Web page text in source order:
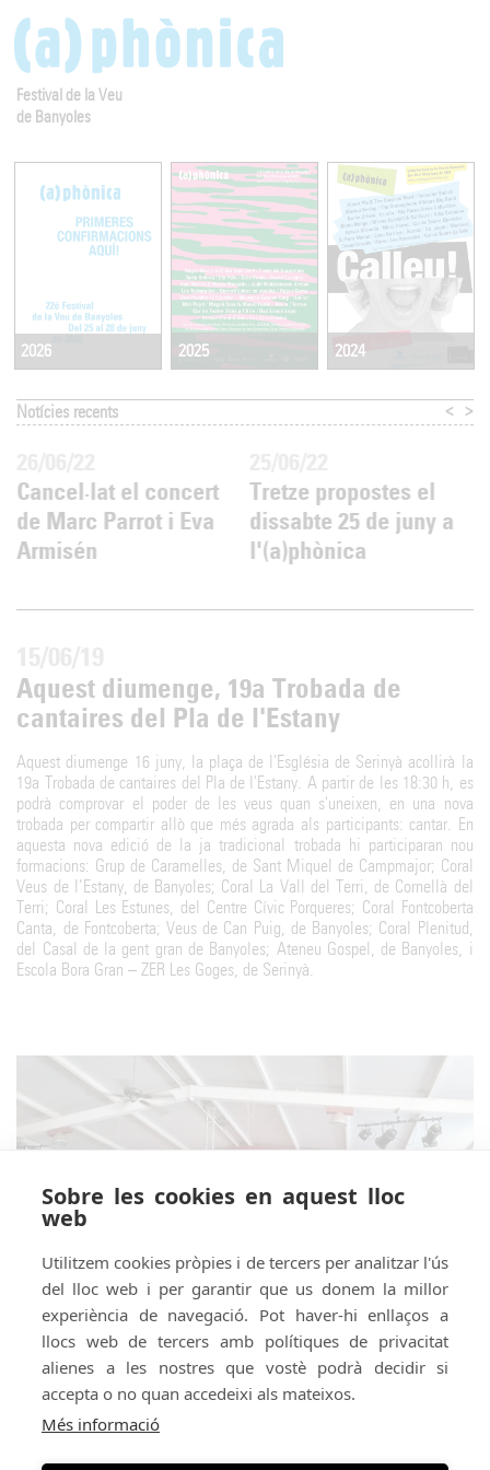
Festival de la Veu
de Banyoles
2026 2025 2024
Notícies recents
Cancel·lat el concert
de Marc Parrot i Eva
Armisén
Tretze propostes el
dissabte 25 de juny a
l'(a)phònica
< >
Aquest diumenge, 19a Trobada de
cantaires del Pla de l'Estany
Aquest diumenge 16 juny, la plaça de l'Església de Serinyà acollirà la
19a Trobada de cantaires del Pla de l'Estany. A partir de les 18:30 h, es
podrà comprovar el poder de les veus quan s'uneixen, en una nova
trobada per compartir allò que més agrada als participants: cantar. En
aquesta nova edició de la ja tradicional trobada hi participaran nou
formacions: Grup de Caramelles, de Sant Miquel de Campmajor; Coral
Veus de l’Estany, de Banyoles; Coral La Vall del Terri, de Cornellà del
Terri; Coral Les Estunes, del Centre Cívic Porqueres; Coral Fontcoberta
Canta, de Fontcoberta; Veus de Can Puig, de Banyoles; Coral Plenitud,
del Casal de la gent gran de Banyoles; Ateneu Gospel, de Banyoles, i
Escola Bora Gran – ZER Les Goges, de Serinyà.
Organitza:
Sobre les cookies en aquest lloc
web
Utilitzem cookies pròpies i de tercers per analitzar l'ús
del lloc web i per garantir que us donem la millor
experiència de navegació. Pot haver-hi enllaços a
llocs web de tercers amb polítiques de privacitat
alienes a les nostres que vostè podrà decidir si
accepta o no quan accedeixi als mateixos.
Més informació